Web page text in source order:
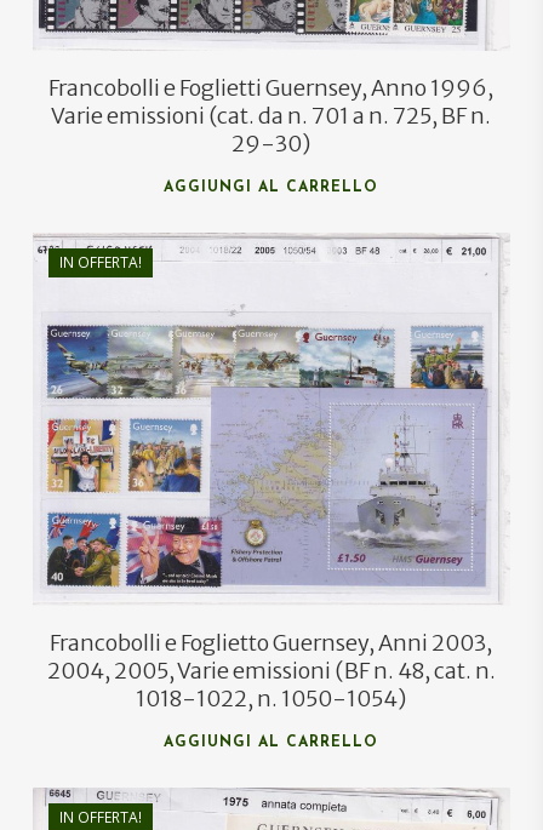
Francobolli e Foglietti Guernsey, Anno 1996,
Varie emissioni (cat. da n. 701 a n. 725, BF n.
29-30)
AGGIUNGI AL CARRELLO
IN OFFERTA!
€29,25
€ 14,00
Francobolli e Foglietto Guernsey, Anni 2003,
2004, 2005, Varie emissioni (BF n. 48, cat. n.
1018-1022, n. 1050-1054)
AGGIUNGI AL CARRELLO
IN OFFERTA!